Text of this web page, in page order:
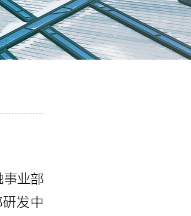
事业部
发中